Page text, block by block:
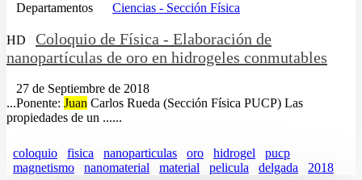
Departamentos Ciencias - Sección Física
HD
Coloquio de Física - Elaboración de
nanopartículas de oro en hidrogeles conmutables
27 de Septiembre de 2018
...Ponente: Juan Carlos Rueda (Sección Física PUCP) Las
propiedades de un ......
coloquio fisica nanoparticulas oro hidrogel
pucp
magnetismo
nanomaterial material pelicula delgada 2018